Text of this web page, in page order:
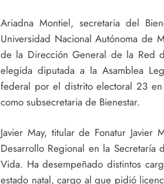
Ariadna Montiel, secretaria del
Universidad Nacional Autónoma de
de la Dirección General de la Red
elegida diputada a la Asamblea
federal por el distrito electoral 23
como subsecretaria de Bienestar.
Javier May, titular de Fonatur Javier
Desarrollo Regional en la
Vida. Ha desempeñado distintos
estado natal, cargo al que pidió